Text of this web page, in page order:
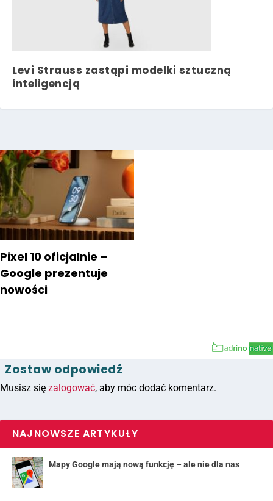
Levi Strauss zastąpi modelki sztuczną
inteligencją
Pixel 10 oficjalnie –
Google prezentuje
nowości
Zostaw odpowiedź
Musisz się zalogować, aby móc dodać komentarz.
NAJNOWSZE ARTYKUŁY
Mapy Google mają nową funkcję – ale nie dla nas